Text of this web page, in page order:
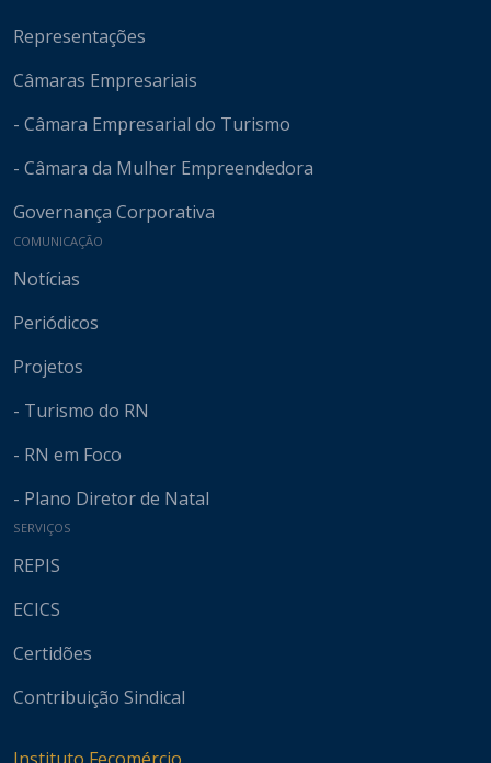
Representações
Câmaras Empresariais
- Câmara Empresarial do Turismo
- Câmara da Mulher Empreendedora
Governança Corporativa
COMUNICAÇÃO
Notícias
Periódicos
Projetos
- Turismo do RN
- RN em Foco
- Plano Diretor de Natal
SERVIÇOS
REPIS
ECICS
Certidões
Contribuição Sindical